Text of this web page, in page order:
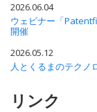
2026.06.04
ウェビナー「
開催
2026.05.12
人とくるまのテクノ
リンク